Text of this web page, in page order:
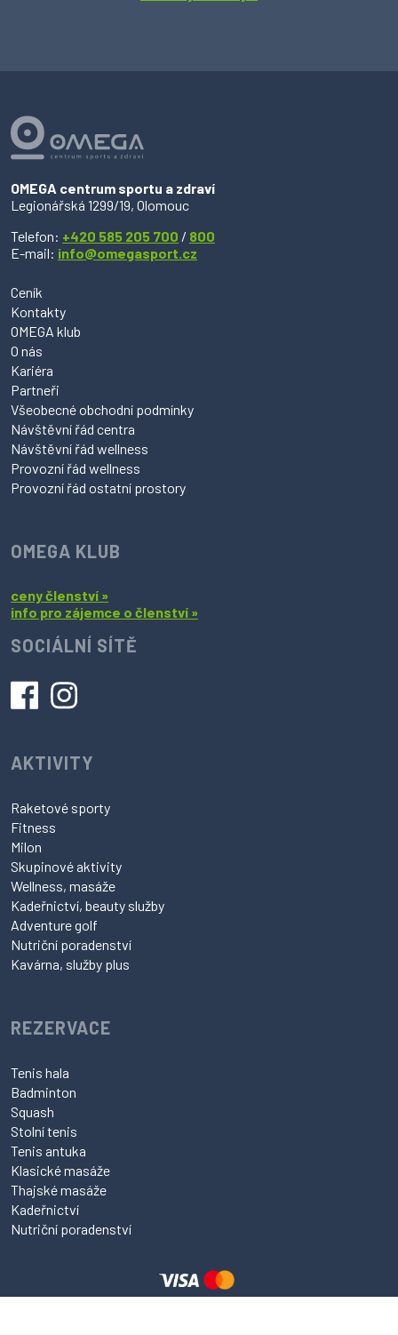
OMEGA centrum sportu a zdraví
Legionářská 1299/19, Olomouc
Telefon: +420 585 205 700 / 800
E-mail: info@omegasport.cz
Ceník
Kontakty
OMEGA klub
O nás
Kariéra
Partneři
Všeobecné obchodní podmínky
Návštěvní řád centra
Návštěvní řád wellness
Provozní řád wellness
Provozní řád ostatní prostory
OMEGA KLUB
ceny členství »
info pro zájemce o členství »
SOCIÁLNÍ SÍTĚ
AKTIVITY
Raketové sporty
Fitness
Milon
Skupinové aktivity
Wellness, masáže
Kadeřnictví, beauty služby
Adventure golf
Nutriční poradenství
Kavárna, služby plus
REZERVACE
Tenis hala
Badminton
Squash
Stolní tenis
Tenis antuka
Klasické masáže
Thajské masáže
Kadeřnictví
Nutriční poradenství